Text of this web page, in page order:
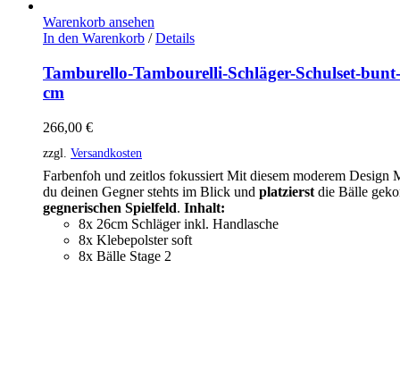
Warenkorb ansehen
In den Warenkorb / Details
Tamburello-Tambourelli-Schläger-Schulset-
cm
266,00 €
zzgl. Versandkosten
Farbenfoh und zeitlos fokussiert Mit diesem moderem Design
du deinen Gegner stehts im Blick und platzierst die Bälle
gegnerischen Spielfeld. Inhalt:
8x 26cm Schläger inkl. Handlasche
8x Klebepolster soft
8x Bälle Stage 2